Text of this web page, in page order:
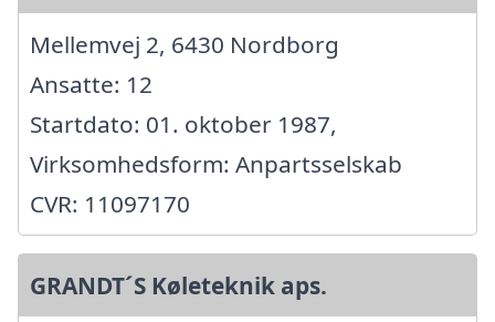
Mellemvej 2, 6430 Nordborg
Ansatte: 12
Startdato: 01. oktober 1987,
Virksomhedsform: Anpartsselskab
CVR: 11097170
GRANDT´S Køleteknik aps.